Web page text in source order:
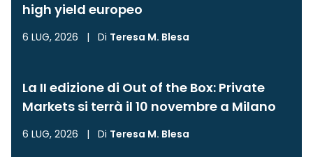
high yield europeo
6 LUG, 2026 | Di Teresa M. Blesa
La II edizione di Out of the Box: Private
Markets si terrà il 10 novembre a Milano
6 LUG, 2026 | Di Teresa M. Blesa